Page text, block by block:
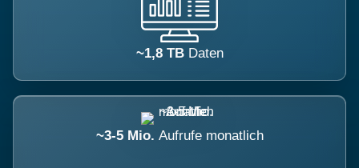
~1,8 TB Daten
~3-5 Mio. Aufrufe monatlich